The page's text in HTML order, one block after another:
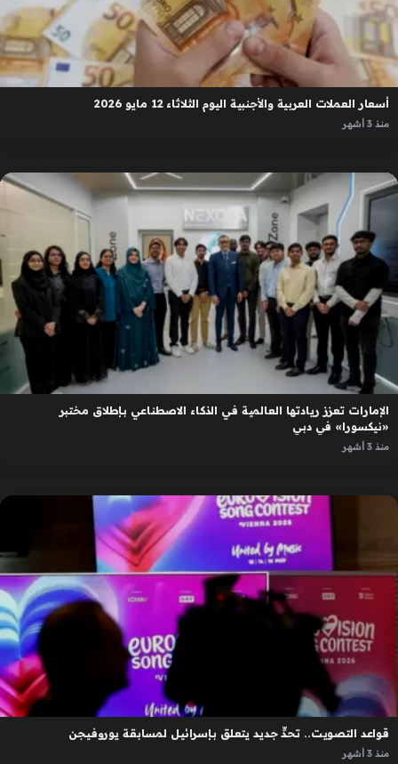
أسعار العملات العربية والأجنبية اليوم الثلاثاء 12 مايو 2026
منذ 3 أشهر
الإمارات تعزز ريادتها العالمية في الذكاء الاصطناعي بإطلاق مختبر
«نيكسورا» في دبي
منذ 3 أشهر
قواعد التصويت.. تحدٍّ جديد يتعلق بإسرائيل لمسابقة يوروفيجن
منذ 3 أشهر